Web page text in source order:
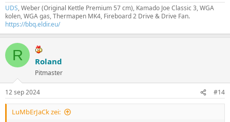
UDS, Weber (Original Kettle Premium 57 cm), Kamado Joe Classic 3, WGA
kolen, WGA gas, Thermapen MK4, Fireboard 2 Drive & Drive Fan.
https://bbq.eldir.eu/
R Roland
Pitmaster
12 sep 2024 #14
LuMbErJaCk zei: